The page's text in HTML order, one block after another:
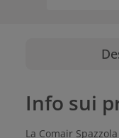
Info sui
La Comair